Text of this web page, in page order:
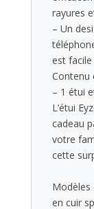
rayures
– Un
est
Contenu
– 1 étui
L’étui
cadeau
votre
cette
Modèles
en cuir